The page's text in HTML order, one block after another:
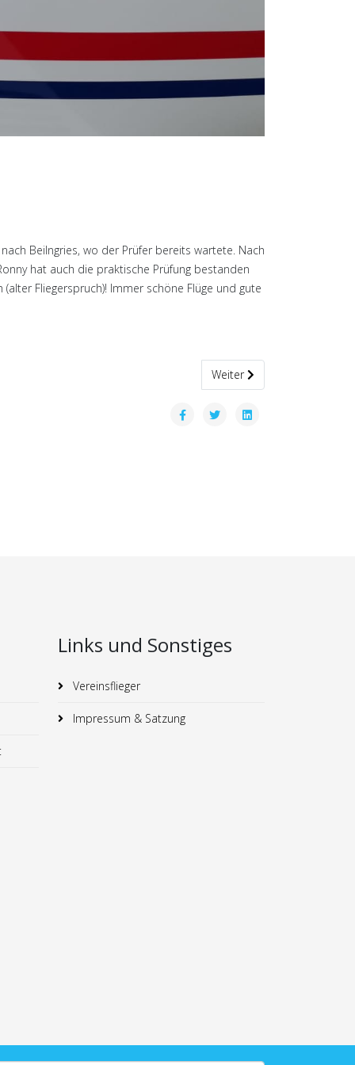
Beilngries, wo der Prüfer bereits wartete. Nach
hat auch die praktische Prüfung bestanden
Fliegerspruch)! Immer schöne Flüge und gute
Nächster Beitrag: Ellwangen
Weiter
Links und Sonstiges
Vereinsflieger
Impressum & Satzung